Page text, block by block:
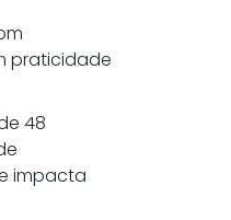
praticidade
48
impacta